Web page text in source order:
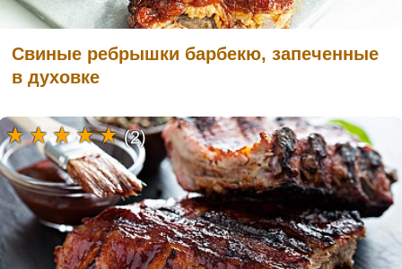
Свиные ребрышки барбекю, запеченные
в духовке
(2)